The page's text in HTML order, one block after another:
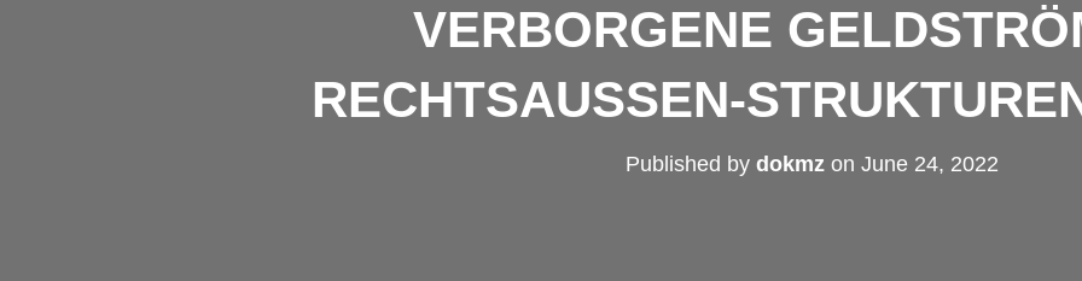
VERBORGENE
RECHTSAUSSEN-
Published by dokmzon June 24, 2022